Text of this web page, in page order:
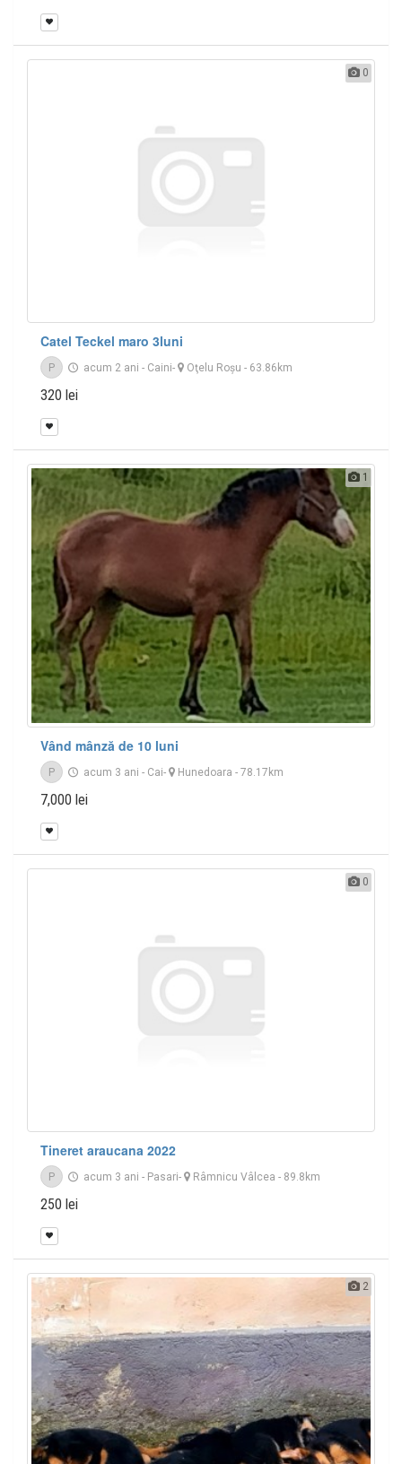
0
Catel Teckel maro 3luni
P acum 2 ani - Caini- Oţelu Roşu - 63.86km
320 lei
1
Vând mânză de 10 luni
P acum 3 ani - Cai- Hunedoara - 78.17km
7,000 lei
0
Tineret araucana 2022
P acum 3 ani - Pasari- Râmnicu Vâlcea - 89.8km
250 lei
2